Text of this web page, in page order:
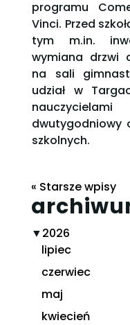
programu
Vinci. Przed
tym m.in.
wymiana drzwi
na sali
udział w
dwutygodniowy
szkolnych.
« Starsze wpisy
▼2026
lipiec
czerwiec
maj
kwiecień